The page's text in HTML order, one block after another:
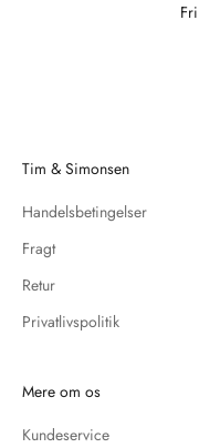
Tim & Simonsen
Handelsbetingelser
Fragt
Retur
Privatlivspolitik
Mere om os
Kundeservice